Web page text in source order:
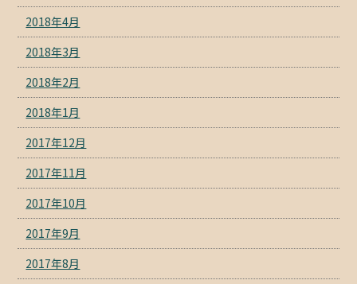
2018年4月
2018年3月
2018年2月
2018年1月
2017年12月
2017年11月
2017年10月
2017年9月
2017年8月